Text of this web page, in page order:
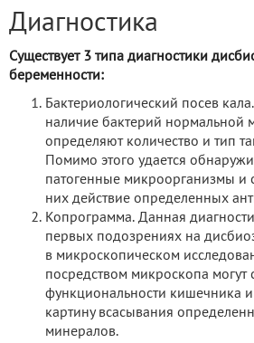
Диагностика
Существует 3 типа диагностики
беременности:
Бактериологический посев
наличие бактерий нормальной
определяют количество и тип
Помимо этого удается
патогенные микроорганизмы и
них действие определенных
Копрограмма. Данная
первых подозрениях на
в микроскопическом
посредством микроскопа могут
функциональности кишечника и
картину всасывания
минералов.